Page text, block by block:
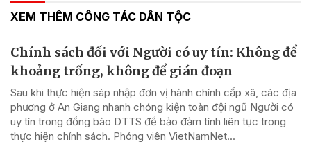
XEM THÊM CÔNG TÁC DÂN TỘC
Chính sách đối với Người có uy tín: Không để
khoảng trống, không để gián đoạn
Sau khi thực hiện sáp nhập đơn vị hành chính cấp xã, các địa
phương ở An Giang nhanh chóng kiện toàn đội ngũ Người có
uy tín trong đồng bào DTTS để bảo đảm tính liên tục trong
thực hiện chính sách. Phóng viên VietNamNet...